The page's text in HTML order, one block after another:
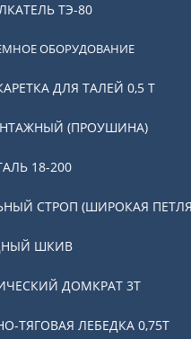
ТЭ-80
ОБОРУДОВАНИЕ
ДЛЯ ТАЛЕЙ 0,5 Т
(ПРОУШИНА)
18-200
СТРОП (ШИРОКАЯ
ШКИВ
ДОМКРАТ 3T
ТЯГОВАЯ ЛЕБЕДКА 0,75Т